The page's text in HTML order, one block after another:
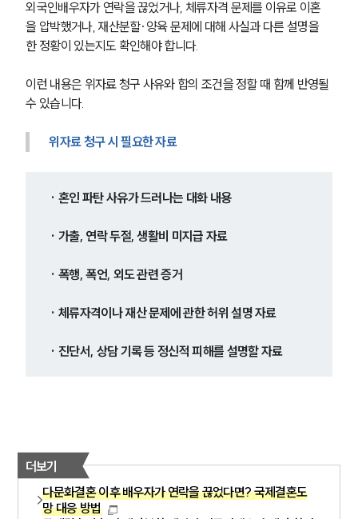
구성원 소개
이혼전문변호사
언론보도
공지사항
뉴스레터/브로슈어
대륜법률상담예약
대륜법률상담예약
외국인배우자가 연락을 끊었거나, 체류자격 문제를 이유로 이혼
을 압박했거나, 재산분할·양육 문제에 대해 사실과 다른 설명을
한 정황이 있는지도 확인해야 합니다.
이런 내용은 위자료 청구 사유와 합의 조건을 정할 때 함께 반영될
수 있습니다.
위자료 청구 시 필요한 자료
· 혼인 파탄 사유가 드러나는 대화 내용
· 가출, 연락 두절, 생활비 미지급 자료
· 폭행, 폭언, 외도 관련 증거
· 체류자격이나 재산 문제에 관한 허위 설명 자료
· 진단서, 상담 기록 등 정신적 피해를 설명할 자료
더보기
다문화결혼 이후 배우자가 연락을 끊었다면? 국제결혼도
망 대응 방법